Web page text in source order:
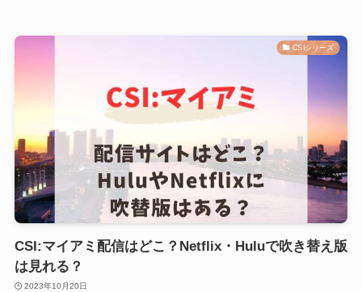
CSIシリーズ
CSI:マイアミ配信はどこ？Netflix・Huluで吹き替え版
は見れる？
2023年10月20日